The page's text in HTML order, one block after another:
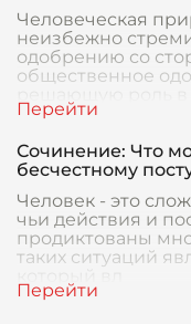
Человеческая
неизбежно
одобрению со
общественное
Сочинение: Что
бесчестному
Человек - это
чьи действия и
продиктованы
таких ситуаций